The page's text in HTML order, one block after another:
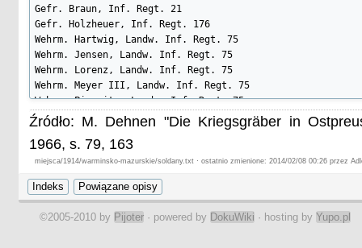
Gefr. Braun, Inf. Regt. 21
Gefr. Holzheuer, Inf. Regt. 176
Wehrm. Hartwig, Landw. Inf. Regt. 75
Wehrm. Jensen, Landw. Inf. Regt. 75
Wehrm. Lorenz, Landw. Inf. Regt. 75
Wehrm. Meyer III, Landw. Inf. Regt. 75
Wehrm. Pierwitz, Landw. Inf. Regt. 75
Landstm. Chmielewsky, Landst. Batl. Konitz
Landstm. Ladtkau, Landst. Batl. Konitz
Musk. Jablonsky, Inf. Regt. 176
Musk. Stoppack, Inf. Regt. 21
Bowin
Perner
Źródło: M. Dehnen "Die Kriegsgräber in
1966, s. 79, 163
miejsca/1914/warminsko-mazurskie/soldany.txt · ostatnio zmienione: 2014/02/08 00:26 przez
©2005-2010 by Pijoter · powered by DokuWiki · hosting by Yupo.pl